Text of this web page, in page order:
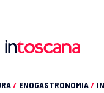
/ ENOGASTRONOMIA/